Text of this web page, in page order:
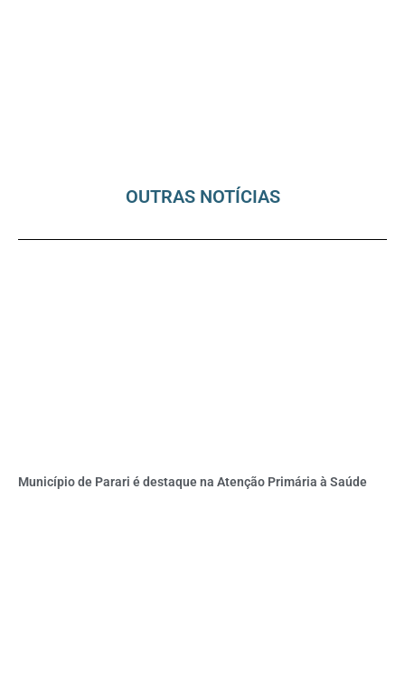
OUTRAS NOTÍCIAS
Município de Parari é destaque na Atenção Primária à Saúde